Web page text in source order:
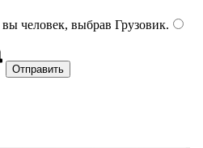
человек, выбрав Грузовик.